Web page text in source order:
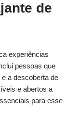
de
experiências
pessoas que
a descoberta de
e abertos a
para esse